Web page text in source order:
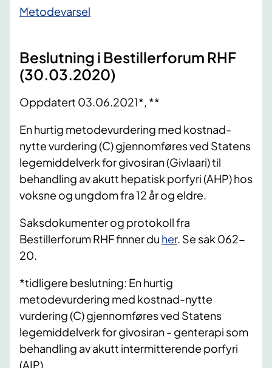
​Metodevarsel
Beslutning i Bestillerforum RHF
(30.03.2020)
Oppdatert 03.06.2021*, **
En hurtig metodevurdering med kostnad-
nytte vurdering (C) gjennomføres ved Statens
legemiddelverk for givosiran (Givlaari) til
behandling av akutt hepatisk porfyri (AHP) hos
voksne og ungdom fra 12 år og eldre.
Saksdokumenter og protokoll fra
Bestillerforum RHF finner du her. Se sak 062-
20.
*tidligere beslutning: En hurtig
metodevurdering med kostnad-nytte
vurdering (C) gjennomføres ved Statens
legemiddelverk for givosiran - genterapi som
behandling av akutt intermitterende porfyri
(AIP).